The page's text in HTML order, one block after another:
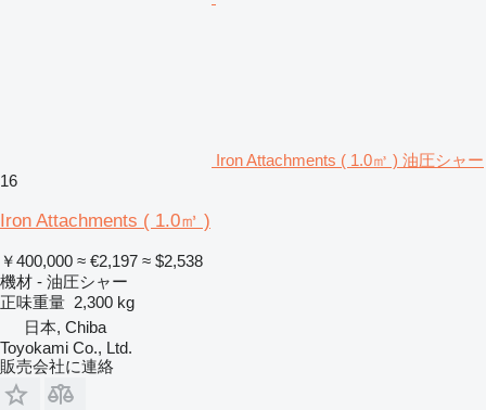
Iron Attachments ( 1.0㎥ ) 油圧シャー
16
Iron Attachments ( 1.0㎥ )
￥400,000 ≈ €2,197 ≈ $2,538
機材 - 油圧シャー
正味重量 2,300 kg
日本, Chiba
Toyokami Co., Ltd.
販売会社に連絡